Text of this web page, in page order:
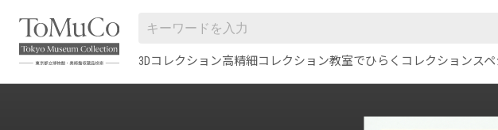
3Dコレクション高精細コレクション教室でひらくコレクションス